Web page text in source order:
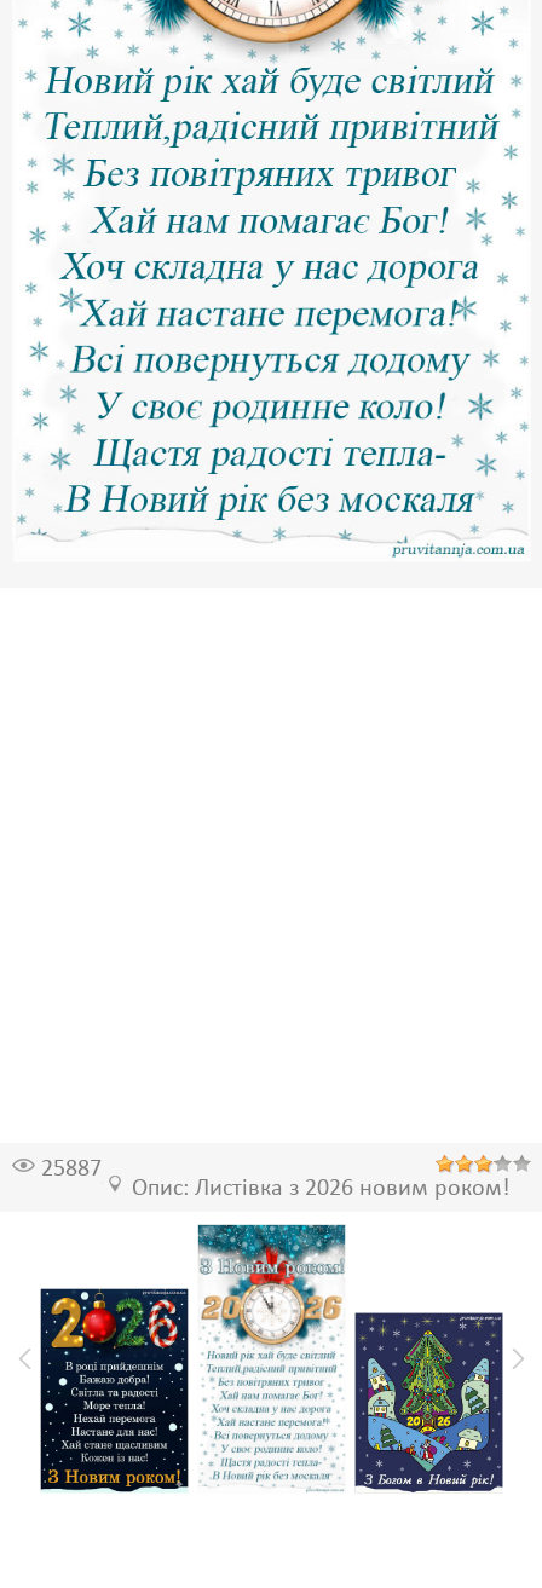
25887
Опис: Листівка з 2026 новим роком!